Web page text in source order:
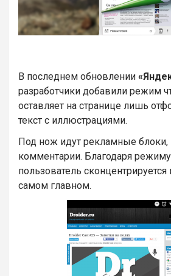
В последнем обновлении
разработчики добавили режим
оставляет на странице лишь
текст с иллюстрациями.
Под нож идут рекламные блоки,
комментарии. Благодаря режиму
пользователь сконцентрируется
самом главном.